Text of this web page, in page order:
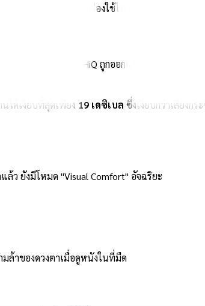
ธิได้มากขึ้นโดยไม่มีเครื่องใช้ไฟฟ้าขนาดใหญ่มาบ
ในแอร์ CHiQ ถูกออกแบบมาเพื่อรักษาร
ได้เงียบที่สุดเพียง 19 เดซิเบล ซึ่งเงียบกว่าเสียงก
ล้ว ยังมีโหมด "Visual Comfort" อัจฉริยะ
ล้าของดวงตาเมื่อดูหนังในที่มืด